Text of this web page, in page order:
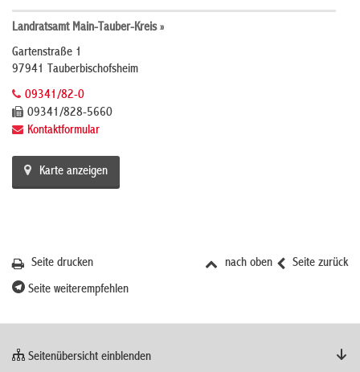
Landratsamt Main-Tauber-Kreis »
Gartenstraße 1
97941 Tauberbischofsheim
09341/82-0
09341/828-5660
Kontaktformular
Karte anzeigen
Seite zurück
nach oben
Seite drucken
Seite weiterempfehlen
Seitenübersicht einblenden